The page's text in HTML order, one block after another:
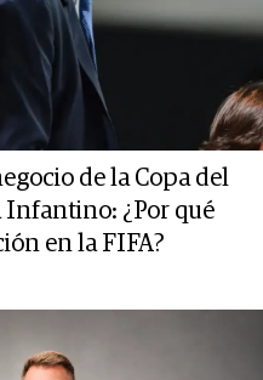
de la Copa del
Infantino: ¿Por qué
en la FIFA?